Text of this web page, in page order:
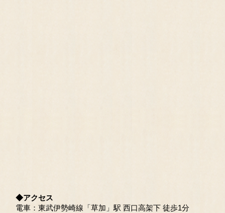
◆アクセス
電車：東武伊勢崎線「草加」駅 西口高架下 徒歩1分